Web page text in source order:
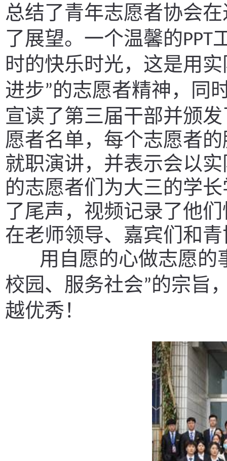
总结了青年志愿者协会
了展望。一个温馨的PPT
时的快乐时光，这是用
进步”的志愿者精神，同
宣读了第三届干部并颁
愿者名单，每个志愿者
就职演讲，并表示会以
的志愿者们为大三的学
了尾声，视频记录了他
在老师领导、嘉宾们和
用自愿的心做志愿的
校园、服务社会”的宗旨
越优秀！